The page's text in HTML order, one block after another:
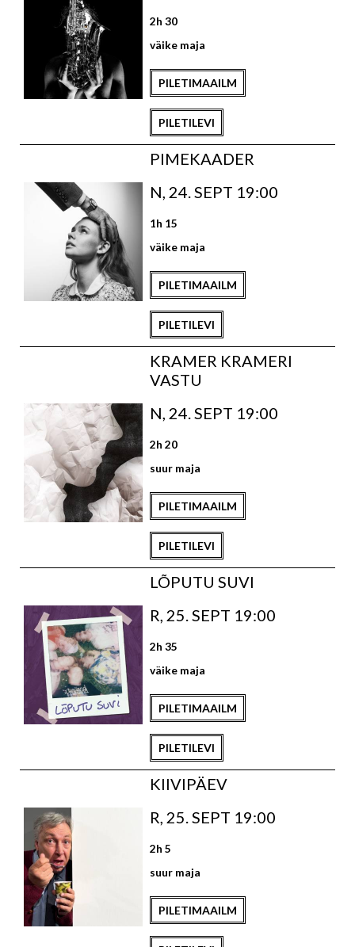
2h 30
väike maja
PILETIMAAILM
PILETILEVI
PIMEKAADER
N, 24. SEPT 19:00
1h 15
väike maja
PILETIMAAILM
PILETILEVI
KRAMER KRAMERI
VASTU
N, 24. SEPT 19:00
2h 20
suur maja
PILETIMAAILM
PILETILEVI
LÕPUTU SUVI
R, 25. SEPT 19:00
2h 35
väike maja
PILETIMAAILM
PILETILEVI
KIIVIPÄEV
R, 25. SEPT 19:00
2h 5
suur maja
PILETIMAAILM